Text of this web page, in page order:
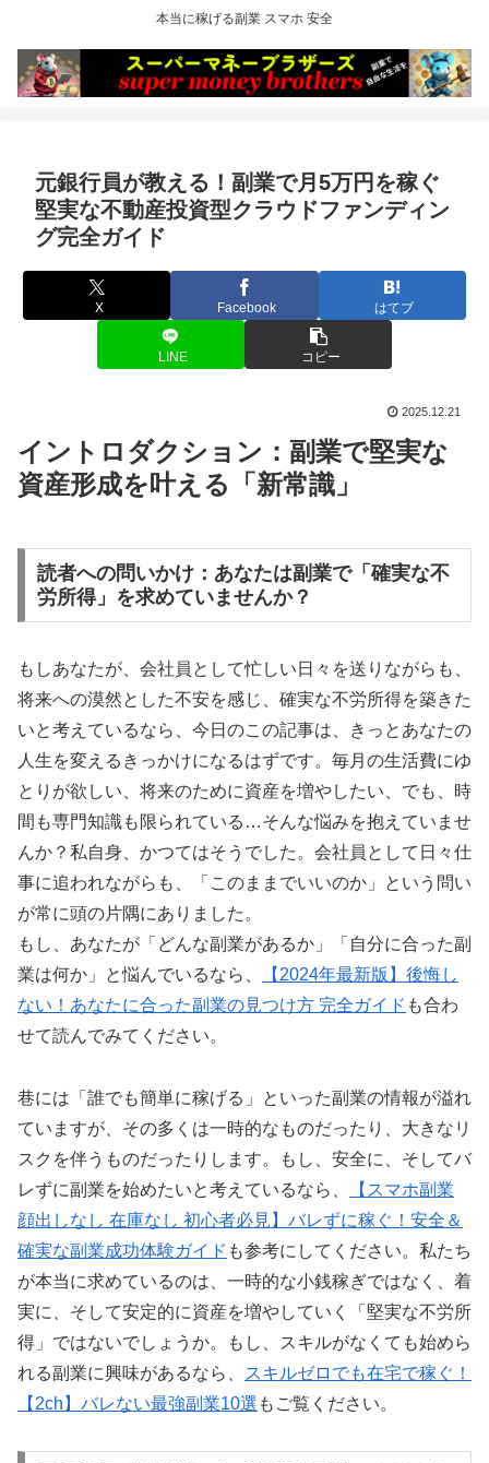
本当に稼げる副業 スマホ 安全
元銀行員が教える！副業で月5万円を稼ぐ
堅実な不動産投資型クラウドファンディン
グ完全ガイド
X Facebook はてブ
LINE コピー
2025.12.21
イントロダクション：副業で堅実な
資産形成を叶える「新常識」
読者への問いかけ：あなたは副業で「確実な不
労所得」を求めていませんか？
もしあなたが、会社員として忙しい日々を送りながらも、
将来への漠然とした不安を感じ、確実な不労所得を築きた
いと考えているなら、今日のこの記事は、きっとあなたの
人生を変えるきっかけになるはずです。毎月の生活費にゆ
とりが欲しい、将来のために資産を増やしたい、でも、時
間も専門知識も限られている…そんな悩みを抱えていませ
んか？私自身、かつてはそうでした。会社員として日々仕
事に追われながらも、「このままでいいのか」という問い
が常に頭の片隅にありました。
もし、あなたが「どんな副業があるか」「自分に合った副
業は何か」と悩んでいるなら、
【2024年最新版】後悔し
ない！あなたに合った副業の見つけ方 完全ガイド も合わ
せて読んでみてください。
巷には「誰でも簡単に稼げる」といった副業の情報が溢れ
ていますが、その多くは一時的なものだったり、大きなリ
スクを伴うものだったりします。もし、安全に、そしてバ
レずに副業を始めたいと考えているなら、
【スマホ副業
顔出しなし 在庫なし 初心者必見】バレずに稼ぐ！安全＆
確実な副業成功体験ガイド も参考にしてください。私たち
が本当に求めているのは、一時的な小銭稼ぎではなく、着
実に、そして安定的に資産を増やしていく「堅実な不労所
得」ではないでしょうか。もし、スキルがなくても始めら
れる副業に興味があるなら、
スキルゼロでも在宅で稼ぐ！
【2ch】バレない最強副業10選 もご覧ください。